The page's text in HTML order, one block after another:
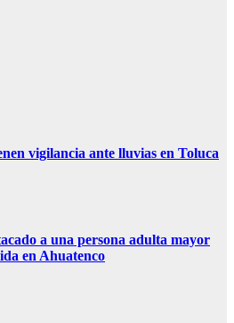
vigilancia ante lluvias en Toluca
a una persona adulta mayor
en Ahuatenco